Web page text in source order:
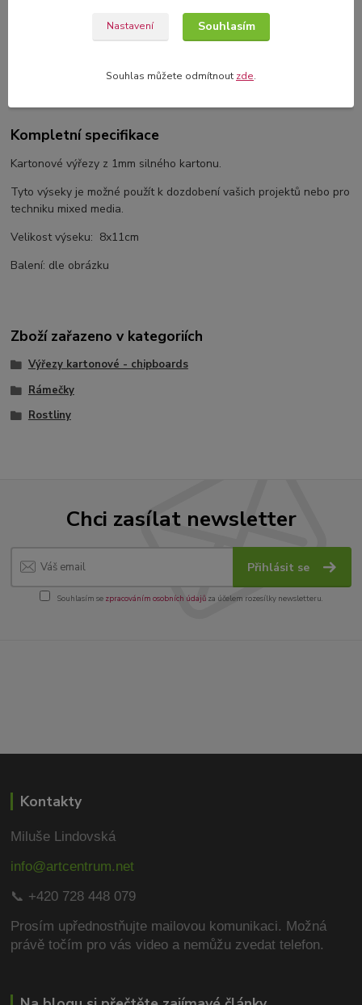
Kompletní specifikace
Kartonové výřezy z 1mm silného kartonu.
Tyto výseky je možné použít k dozdobení vašich projektů nebo pro
techniku mixed media.
Velikost výseku: 8x11cm
Balení: dle obrázku
Zboží zařazeno v kategoriích
Výřezy kartonové - chipboards
Rámečky
Rostliny
Chci zasílat newsletter
Přihlásit se
Souhlasím se zpracováním osobních údajůza účelem rozesílky newsletteru.
Kontakty
Miluše Lindovská
info@artcentrum.net
📞 +420 728 448 079
Prosím upřednostňujte mailovou komunikaci. Možná
právě točím pro vás video a nemůžu zvedat telefon.
Nastavení Souhlasím
Souhlas můžete odmítnout zde.